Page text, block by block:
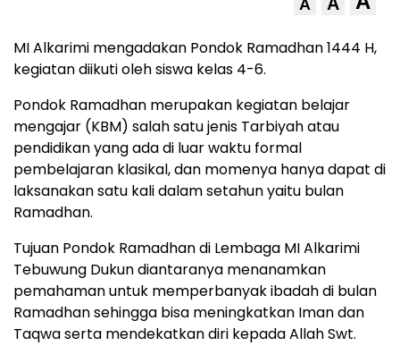
A
MI Alkarimi mengadakan Pondok Ramadhan 1444 H,
kegiatan diikuti oleh siswa kelas 4-6.
Pondok Ramadhan merupakan kegiatan belajar
mengajar (KBM) salah satu jenis Tarbiyah atau
pendidikan yang ada di luar waktu formal
pembelajaran klasikal, dan momenya hanya dapat di
laksanakan satu kali dalam setahun yaitu bulan
Ramadhan.
Tujuan Pondok Ramadhan di Lembaga MI Alkarimi
Tebuwung Dukun diantaranya menanamkan
pemahaman untuk memperbanyak ibadah di bulan
Ramadhan sehingga bisa meningkatkan Iman dan
Taqwa serta mendekatkan diri kepada Allah Swt.